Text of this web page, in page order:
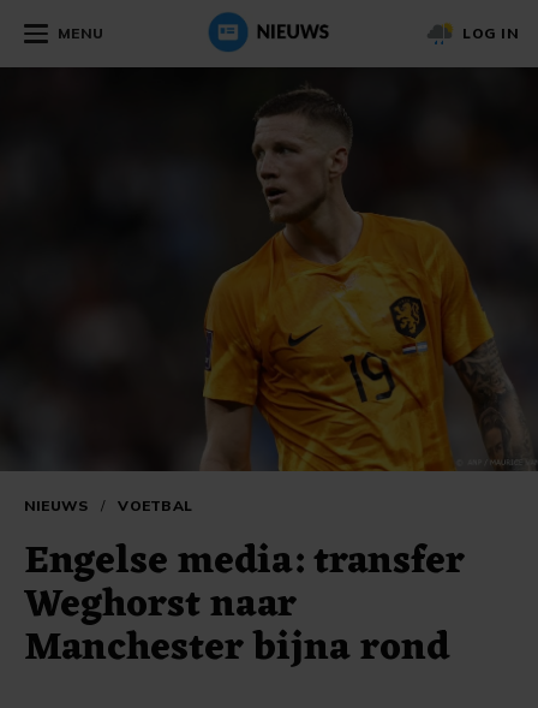
MENU LOG IN
NIEUWS / VOETBAL
Engelse media: transfer
Weghorst naar
Manchester bijna rond